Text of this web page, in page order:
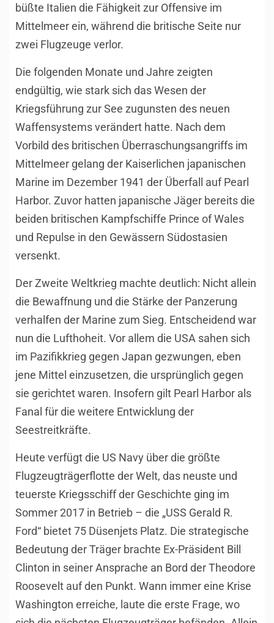
büßte Italien die Fähigkeit zur Offensive im
Mittelmeer ein, während die britische Seite nur
zwei Flugzeuge verlor.
Die folgenden Monate und Jahre zeigten
endgültig, wie stark sich das Wesen der
Kriegsführung zur See zugunsten des neuen
Waffensystems verändert hatte. Nach dem
Vorbild des britischen Überraschungsangriffs im
Mittelmeer gelang der Kaiserlichen japanischen
Marine im Dezember 1941 der Überfall auf Pearl
Harbor. Zuvor hatten japanische Jäger bereits die
beiden britischen Kampfschiffe Prince of Wales
und Repulse in den Gewässern Südostasien
versenkt.
Der Zweite Weltkrieg machte deutlich: Nicht allein
die Bewaffnung und die Stärke der Panzerung
verhalfen der Marine zum Sieg. Entscheidend war
nun die Lufthoheit. Vor allem die USA sahen sich
im Pazifikkrieg gegen Japan gezwungen, eben
jene Mittel einzusetzen, die ursprünglich gegen
sie gerichtet waren. Insofern gilt Pearl Harbor als
Fanal für die weitere Entwicklung der
Seestreitkräfte.
Heute verfügt die US Navy über die größte
Flugzeugträgerflotte der Welt, das neuste und
teuerste Kriegsschiff der Geschichte ging im
Sommer 2017 in Betrieb – die „USS Gerald R.
Ford“ bietet 75 Düsenjets Platz. Die strategische
Bedeutung der Träger brachte Ex-Präsident Bill
Clinton in seiner Ansprache an Bord der Theodore
Roosevelt auf den Punkt. Wann immer eine Krise
Washington erreiche, laute die erste Frage, wo